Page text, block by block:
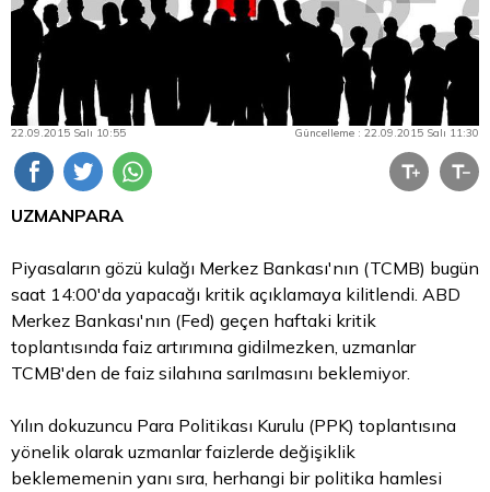
22.09.2015 Salı 10:55 Güncelleme : 22.09.2015 Salı 11:30
UZMANPARA
Piyasaların gözü kulağı Merkez Bankası'nın (TCMB) bugün
saat 14:00'da yapacağı kritik açıklamaya kilitlendi. ABD
Merkez Bankası'nın (Fed) geçen haftaki kritik
toplantısında faiz artırımına gidilmezken, uzmanlar
TCMB'den de faiz silahına sarılmasını beklemiyor.
Yılın dokuzuncu Para Politikası Kurulu (PPK) toplantısına
yönelik olarak uzmanlar faizlerde değişiklik
beklememenin yanı sıra, herhangi bir politika hamlesi